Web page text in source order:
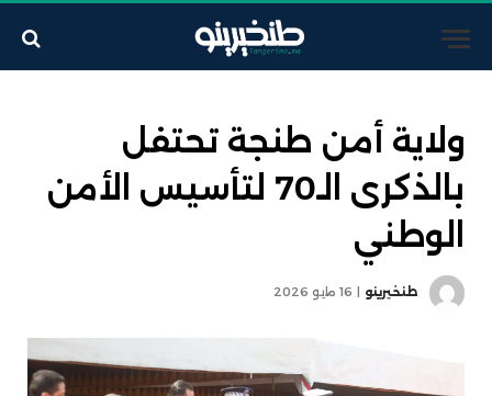
ولاية أمن طنجة تحتفل
بالذكرى الـ70 لتأسيس الأمن
الوطني
طنخيرينو 16 مايو 2026